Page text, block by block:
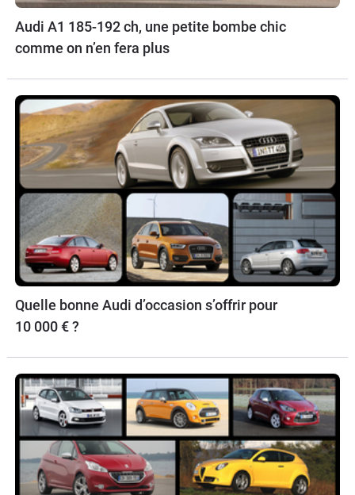
Audi A1 185-192 ch, une petite bombe chic
comme on n’en fera plus
Quelle bonne Audi d’occasion s’offrir pour
10 000 € ?